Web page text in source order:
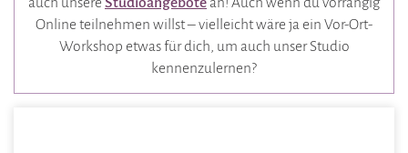
Online teilnehmen willst – vielleicht wäre ja ein Vor-Ort-
Workshop etwas für dich, um auch unser Studio
kennenzulernen?